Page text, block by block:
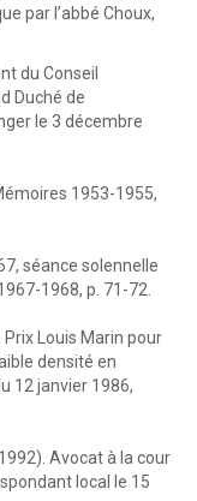
par l’abbé Choux,
du Conseil
Duché de
le 3 décembre
1953-1955,
séance solennelle
1968, p. 71-72.
Louis Marin pour
densité en
12 janvier 1986,
Avocat à la cour
local le 15